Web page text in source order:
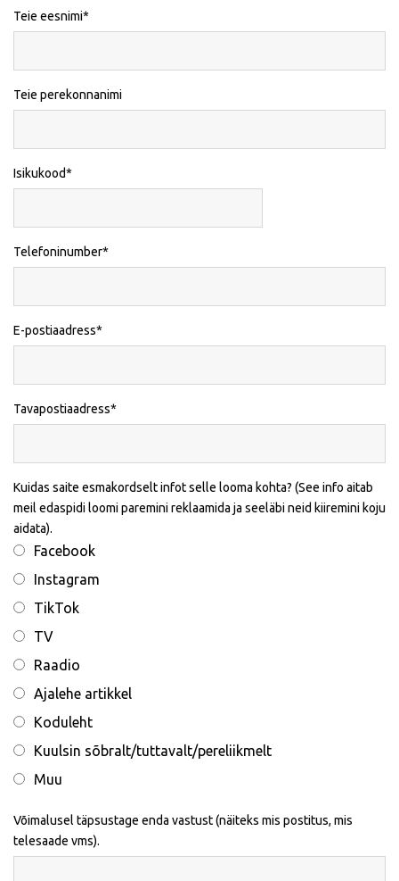
Teie eesnimi
Teie perekonnanimi
Isikukood
Telefoninumber
E-postiaadress
Tavapostiaadress
Kuidas saite esmakordselt infot selle looma kohta? (See info aitab
meil edaspidi loomi paremini reklaamida ja seeläbi neid kiiremini koju
aidata).
Facebook
Instagram
TikTok
TV
Raadio
Ajalehe artikkel
Koduleht
Kuulsin sõbralt/tuttavalt/pereliikmelt
Muu
Võimalusel täpsustage enda vastust (näiteks mis postitus, mis
telesaade vms).